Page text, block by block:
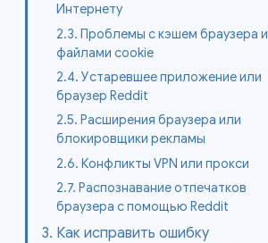
Интернету
2.3. Проблемы с кэшем браузера и
файлами cookie
2.4. Устаревшее приложение или
браузер Reddit
2.5. Расширения браузера или
блокировщики рекламы
2.6. Конфликты VPN или прокси
2.7. Распознавание отпечатков
браузера с помощью Reddit
3. Как исправить ошибку